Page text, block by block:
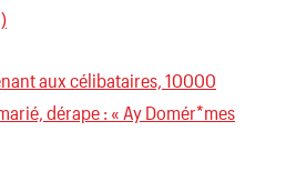
aux célibataires, 10000
dérape : « Ay Domér*mes